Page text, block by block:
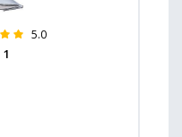
5.0
1